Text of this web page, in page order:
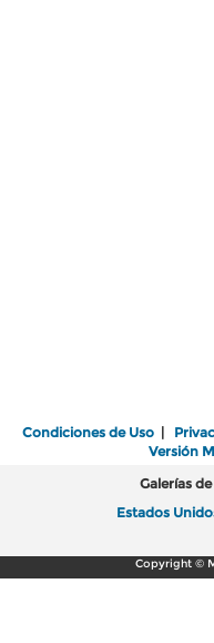
Condiciones de Uso |
Versión
Galerías
Estados
Copyright ©